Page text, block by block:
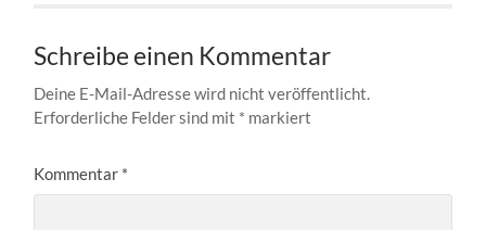
Schreibe einen Kommentar
Deine E-Mail-Adresse wird nicht veröffentlicht.
Erforderliche Felder sind mit * markiert
Kommentar *